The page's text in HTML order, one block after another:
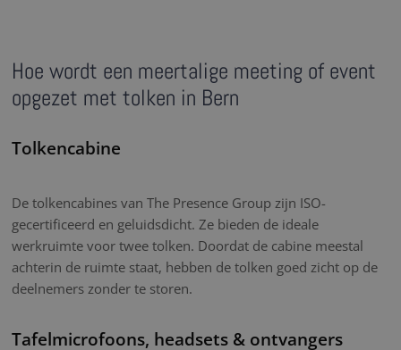
Hoe wordt een meertalige meeting of event
opgezet met tolken in Bern
Tolkencabine
De tolkencabines van The Presence Group zijn ISO-
gecertificeerd en geluidsdicht. Ze bieden de ideale
werkruimte voor twee tolken. Doordat de cabine meestal
achterin de ruimte staat, hebben de tolken goed zicht op de
deelnemers zonder te storen.
Tafelmicrofoons, headsets & ontvangers